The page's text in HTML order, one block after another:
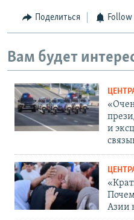
Поделиться Follow
Вам будет
и
Азии